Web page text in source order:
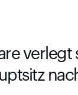
verlegt